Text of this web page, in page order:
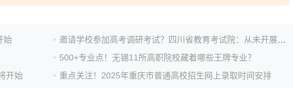
始
500+专业点！无锡11所高职院校藏着哪些王牌专业？
开始
重点关注！2025年重庆市普通高校招生网上录取时间安排